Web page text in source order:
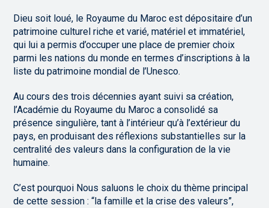
Dieu soit loué, le Royaume du Maroc est dépositaire d’un
patrimoine culturel riche et varié, matériel et immatériel,
qui lui a permis d’occuper une place de premier choix
parmi les nations du monde en termes d’inscriptions à la
liste du patrimoine mondial de l’Unesco.
Au cours des trois décennies ayant suivi sa création,
l’Académie du Royaume du Maroc a consolidé sa
présence singulière, tant à l’intérieur qu’à l’extérieur du
pays, en produisant des réflexions substantielles sur la
centralité des valeurs dans la configuration de la vie
humaine.
C’est pourquoi Nous saluons le choix du thème principal
de cette session : “la famille et la crise des valeurs”,